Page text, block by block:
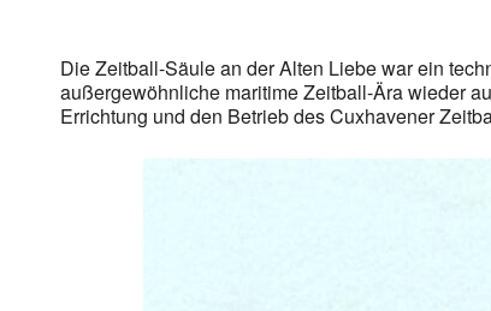
Die Zeitball-Säule an der Alten Liebe war ein
außergewöhnliche maritime Zeitball-Ära wieder
Errichtung und den Betrieb des Cuxhavener